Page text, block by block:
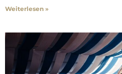
Weiterlesen »